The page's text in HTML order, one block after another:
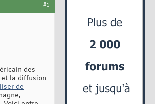
#1
des
la diffusion
de